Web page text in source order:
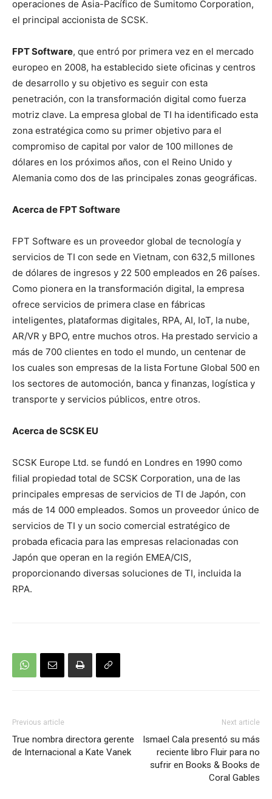
operaciones de Asia-Pacífico de Sumitomo Corporation,
el principal accionista de SCSK.
FPT Software, que entró por primera vez en el mercado
europeo en 2008, ha establecido siete oficinas y centros
de desarrollo y su objetivo es seguir con esta
penetración, con la transformación digital como fuerza
motriz clave. La empresa global de TI ha identificado esta
zona estratégica como su primer objetivo para el
compromiso de capital por valor de 100 millones de
dólares en los próximos años, con el Reino Unido y
Alemania como dos de las principales zonas geográficas.
Acerca de FPT Software
FPT Software es un proveedor global de tecnología y
servicios de TI con sede en Vietnam, con 632,5 millones
de dólares de ingresos y 22 500 empleados en 26 países.
Como pionera en la transformación digital, la empresa
ofrece servicios de primera clase en fábricas
inteligentes, plataformas digitales, RPA, AI, IoT, la nube,
AR/VR y BPO, entre muchos otros. Ha prestado servicio a
más de 700 clientes en todo el mundo, un centenar de
los cuales son empresas de la lista Fortune Global 500 en
los sectores de automoción, banca y finanzas, logística y
transporte y servicios públicos, entre otros.
Acerca de SCSK EU
SCSK Europe Ltd. se fundó en Londres en 1990 como
filial propiedad total de SCSK Corporation, una de las
principales empresas de servicios de TI de Japón, con
más de 14 000 empleados. Somos un proveedor único de
servicios de TI y un socio comercial estratégico de
probada eficacia para las empresas relacionadas con
Japón que operan en la región EMEA/CIS,
proporcionando diversas soluciones de TI, incluida la
RPA.
Previous article
True nombra directora gerente
de Internacional a Kate Vanek
Next article
Ismael Cala presentó su más
reciente libro Fluir para no
sufrir en Books & Books de
Coral Gables